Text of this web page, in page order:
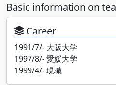
Basic information on
Career
1991/7/- 大阪大学
1997/8/- 愛媛大学
1999/4/- 現職